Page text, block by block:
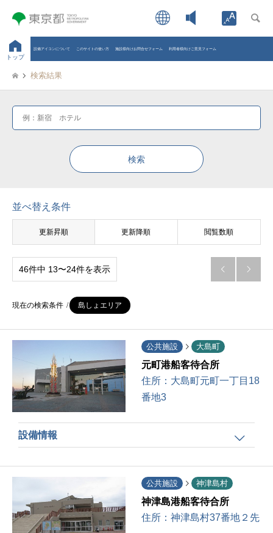
Open
トップ
設備アイコンについて このサイトの使い方 施設様向けお問合せフォーム 利用者様向けご意見フォーム
検索結果
並べ替え条件
更新昇順 更新降順 閲覧数順
46件中 13〜24件を表示  
現在の検索条件 島しょエリア
公共施設 大島町
元町港船客待合所
住所： 大島町元町一丁目18
番地3
設備情報
公共施設 神津島村
神津島港船客待合所
住所： 神津島村37番地２先